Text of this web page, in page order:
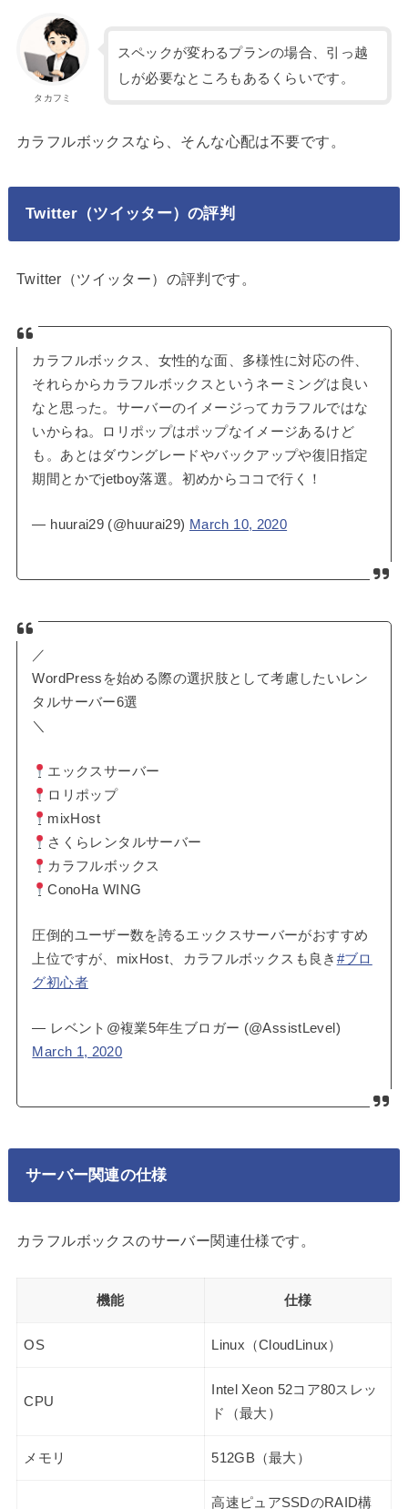
タカフミ
スペックが変わるプランの場合、引っ越
しが必要なところもあるくらいです。
カラフルボックスなら、そんな心配は不要です。
Twitter（ツイッター）の評判
Twitter（ツイッター）の評判です。
カラフルボックス、女性的な面、多様性に対応の件、
それらからカラフルボックスというネーミングは良い
なと思った。サーバーのイメージってカラフルではな
いからね。ロリポップはポップなイメージあるけど
も。あとはダウングレードやバックアップや復旧指定
期間とかでjetboy落選。初めからココで行く！
— huurai29 (@huurai29) March 10, 2020
／
WordPressを始める際の選択肢として考慮したいレン
タルサーバー6選
＼
エックスサーバー
ロリポップ
mixHost
さくらレンタルサーバー
カラフルボックス
ConoHa WING
圧倒的ユーザー数を誇るエックスサーバーがおすすめ
上位ですが、mixHost、カラフルボックスも良き #ブロ
グ初心者
— レベント@複業5年生ブロガー (@AssistLevel)
March 1, 2020
サーバー関連の仕様
カラフルボックスのサーバー関連仕様です。
機能 仕様
OS Linux（CloudLinux）
CPU
Intel Xeon 52コア80スレッ
ド（最大）
メモリ 512GB（最大）
高速ピュアSSDのRAID構